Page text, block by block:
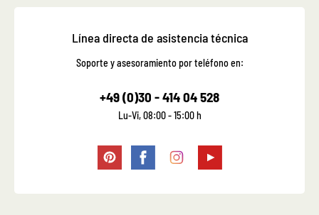
Línea directa de asistencia técnica
Soporte y asesoramiento por teléfono en:
+49 (0)30 - 414 04 528
Lu-Vi, 08:00 - 15:00 h